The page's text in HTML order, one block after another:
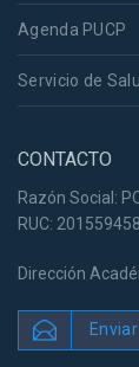
Agenda PUCP
Servicio de
CONTACTO
Razón Social:
RUC:
Dirección